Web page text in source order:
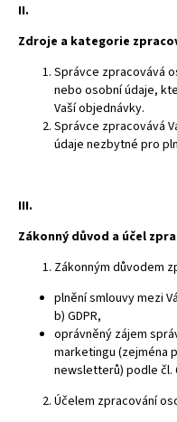
II.
Zdroje a kategorie
Správce zpracovává
nebo osobní údaje,
Vaší objednávky.
Správce zpracovává
údaje nezbytné pro
III.
Zákonný důvod a účel
Zákonným důvodem
plnění smlouvy mezi
b) GDPR,
oprávněný zájem
marketingu (zejména
newsletterů) podle čl.
Účelem zpracování